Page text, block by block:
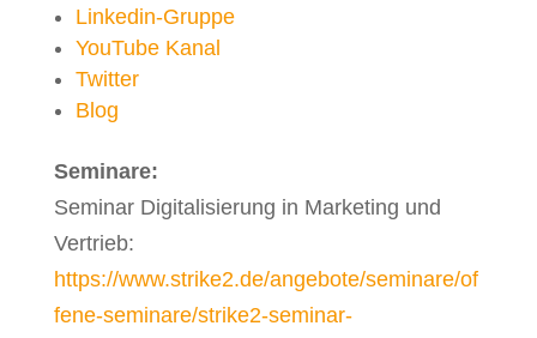
Linkedin-Gruppe
YouTube Kanal
Twitter
Blog
Seminare:
Seminar Digitalisierung in Marketing und
Vertrieb:
https://www.strike2.de/angebote/seminare/of
fene-seminare/strike2-seminar-